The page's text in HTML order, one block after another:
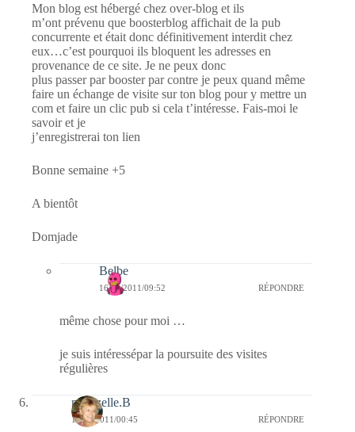
Mon blog est hébergé chez over-blog et ils
m’ont prévenu que boosterblog affichait de la pub
concurrente et était donc définitivement interdit chez
eux…c’est pourquoi ils bloquent les adresses en
provenance de ce site. Je ne peux donc
plus passer par booster par contre je peux quand même
faire un échange de visite sur ton blog pour y mettre un
com et faire un clic pub si cela t’intéresse. Fais-moi le
savoir et je
j’enregistrerai ton lien
Bonne semaine +5
A bientôt
Domjade
Belbe
16/04/2011/09:52 RÉPONDRE
même chose pour moi …
je suis intéressépar la poursuite des visites
régulières
mamzelle.B
16/04/2011/00:45 RÉPONDRE